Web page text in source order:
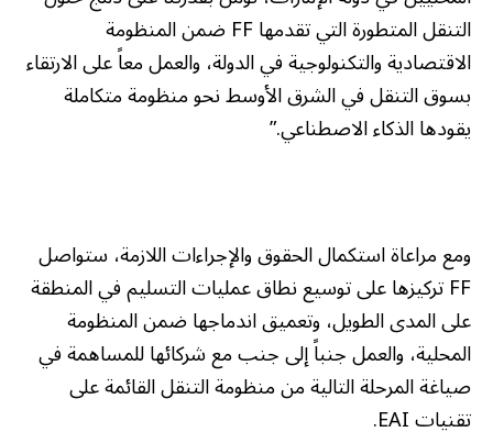
التنقل المتطورة التي تقدمها FF ضمن المنظومة
الاقتصادية والتكنولوجية في الدولة، والعمل معاً على الارتقاء
بسوق التنقل في الشرق الأوسط نحو منظومة متكاملة
يقودها الذكاء الاصطناعي.”
ومع مراعاة استكمال الحقوق والإجراءات اللازمة، ستواصل
FF تركيزها على توسيع نطاق عمليات التسليم في المنطقة
على المدى الطويل، وتعميق اندماجها ضمن المنظومة
المحلية، والعمل جنباً إلى جنب مع شركائها للمساهمة في
صياغة المرحلة التالية من منظومة التنقل القائمة على
تقنيات EAI.